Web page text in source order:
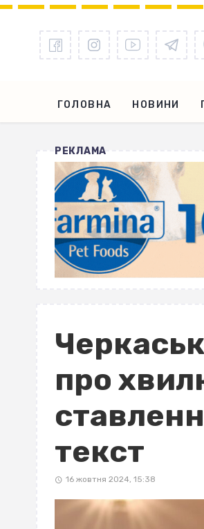
ГОЛОВНА НОВИНИ
РЕКЛАМА
про
текст
16 жовтня 2024, 15:38